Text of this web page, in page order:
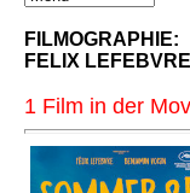
FILMOGRAPHIE:
FELIX
1 Film in der